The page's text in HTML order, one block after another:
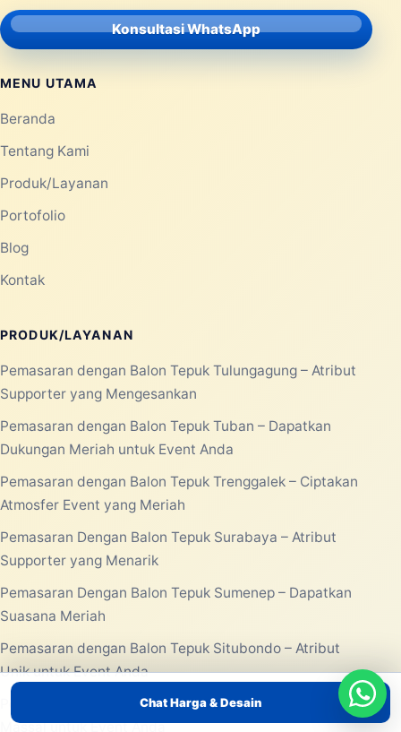
Chat Harga & Desain
Konsultasi WhatsApp
MENU UTAMA
Beranda
Tentang Kami
Produk/Layanan
Portofolio
Blog
Kontak
PRODUK/LAYANAN
Pemasaran dengan Balon Tepuk Tulungagung – Atribut
Supporter yang Mengesankan
Pemasaran dengan Balon Tepuk Tuban – Dapatkan
Dukungan Meriah untuk Event Anda
Pemasaran dengan Balon Tepuk Trenggalek – Ciptakan
Atmosfer Event yang Meriah
Pemasaran Dengan Balon Tepuk Surabaya – Atribut
Supporter yang Menarik
Pemasaran Dengan Balon Tepuk Sumenep – Dapatkan
Suasana Meriah
Pemasaran dengan Balon Tepuk Situbondo – Atribut
Unik untuk Event Anda
Pemasaran dengan Balon Tepuk Sidoarjo – Gimmick
Massal untuk Event Anda